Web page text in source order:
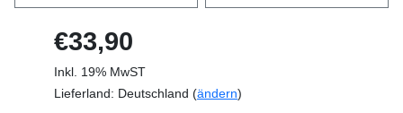
€33,90
Inkl. 19% MwST
Lieferland: Deutschland (ändern)